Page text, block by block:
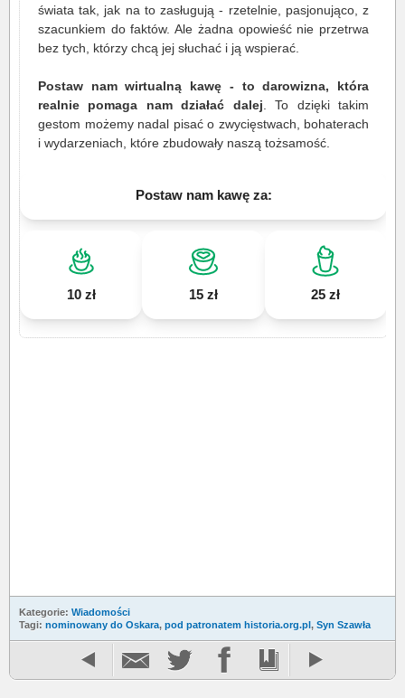
świata tak, jak na to zasługują - rzetelnie, pasjonująco, z
szacunkiem do faktów. Ale żadna opowieść nie przetrwa
bez tych, którzy chcą jej słuchać i ją wspierać.
Postaw nam wirtualną kawę - to darowizna, która
realnie pomaga nam działać dalej. To dzięki takim
gestom możemy nadal pisać o zwycięstwach, bohaterach
i wydarzeniach, które zbudowały naszą tożsamość.
Postaw nam kawę za:
10 zł 15 zł 25 zł
Kategorie: Wiadomości
Tagi: nominowany do Oskara, pod patronatem historia.org.pl , Syn Szawła